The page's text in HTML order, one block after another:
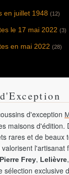
en juillet 1948 (12)
le 17 mai 2022 (3)
en mai 2022 (28)
d'exception
maisons d'édition.
rares et de beaux
l'artisanat
Pierre Frey, Lelièvre,
sélection exclusive